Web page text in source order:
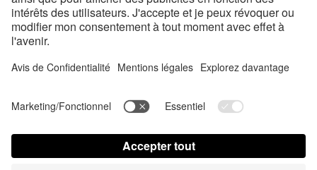
Satisfyer Connect App Legal notice